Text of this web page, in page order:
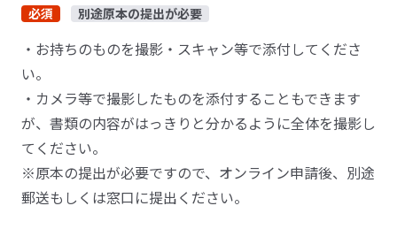
必須 別途原本の提出が必要
・お持ちのものを撮影・スキャン等で添付してくださ
い。
・カメラ等で撮影したものを添付することもできます
が、書類の内容がはっきりと分かるように全体を撮影し
てください。
※原本の提出が必要ですので、オンライン申請後、別途
郵送もしくは窓口に提出ください。